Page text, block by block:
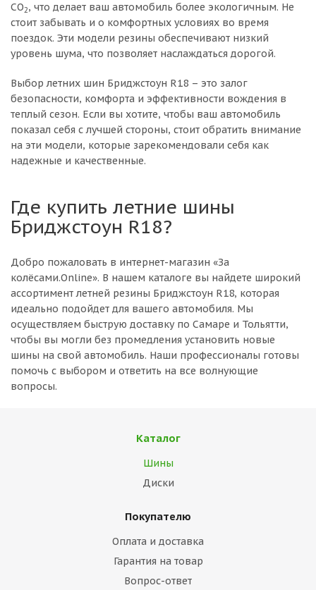
CO2, что делает ваш автомобиль более экологичным. Не
стоит забывать и о комфортных условиях во время
поездок. Эти модели резины обеспечивают низкий
уровень шума, что позволяет наслаждаться дорогой.
Выбор летних шин Бриджстоун R18 – это залог
безопасности, комфорта и эффективности вождения в
теплый сезон. Если вы хотите, чтобы ваш автомобиль
показал себя с лучшей стороны, стоит обратить внимание
на эти модели, которые зарекомендовали себя как
надежные и качественные.
Где купить летние шины
Бриджстоун R18?
Добро пожаловать в интернет-магазин «За
колёсами.Online». В нашем каталоге вы найдете широкий
ассортимент летней резины Бриджстоун R18, которая
идеально подойдет для вашего автомобиля. Мы
осуществляем быструю доставку по Самаре и Тольятти,
чтобы вы могли без промедления установить новые
шины на свой автомобиль. Наши профессионалы готовы
помочь с выбором и ответить на все волнующие
вопросы.
Каталог
Шины
Диски
Покупателю
Оплата и доставка
Гарантия на товар
Вопрос-ответ